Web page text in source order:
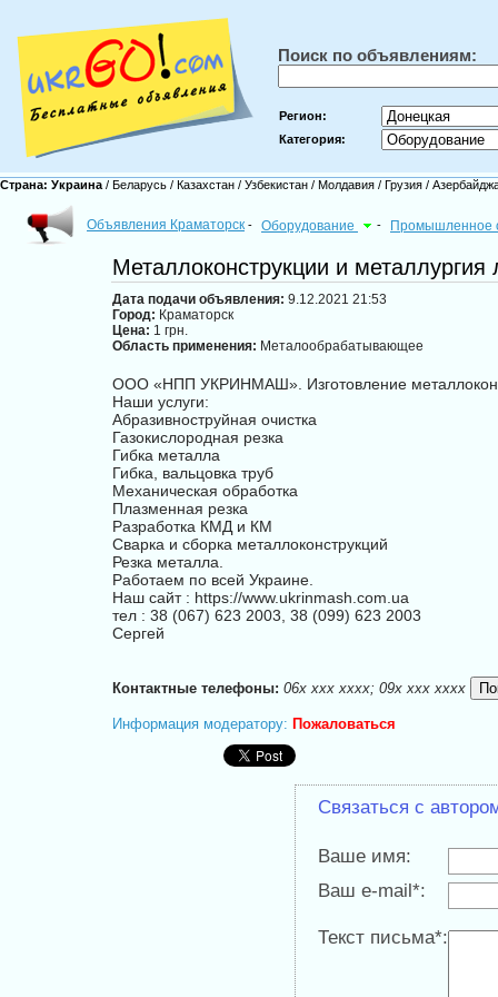
Поиск по объявлениям:
Регион:
Категория:
Страна: Украина / Беларусь / Казахстан / Узбекистан / Молдавия / Грузия /
Объявления Краматорск - Оборудование - Промышленное
Металлоконструкции и
Дата подачи объявления: 9.12.2021 21:53
Город: Краматорск
Цена: 1 грн.
Область применения: Металообрабатывающее
ООО «НПП УКРИНМАШ». Изготовление
Наши услуги:
Абразивноструйная очистка
Газокислородная резка
Гибка металла
Гибка, вальцовка труб
Механическая обработка
Плазменная резка
Разработка КМД и КМ
Сварка и сборка металлоконструкций
Резка металла.
Работаем по всей Украине.
Наш сайт : https://www.ukrinmash.com.ua
тел : 38 (067) 623 2003, 38 (099) 623 2003
Сергей
Контактные телефоны: 06x xxx xxxx; 09x xxx xxxx
Информация модератору: Пожаловаться
Связаться с
Ваше имя:
Ваш e-mail*:
Текст письма*: